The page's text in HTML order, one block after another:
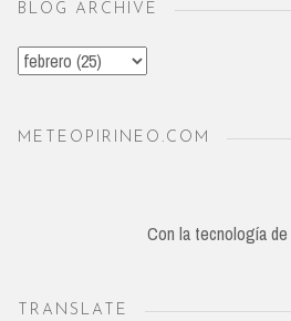
BLOG ARCHIVE
METEOPIRINEO.COM
Con la tecnología de
TRANSLATE